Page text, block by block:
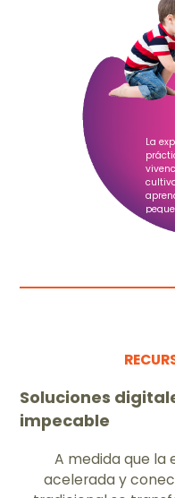
La
Soluciones
impecable
A medida que la
acelerada y